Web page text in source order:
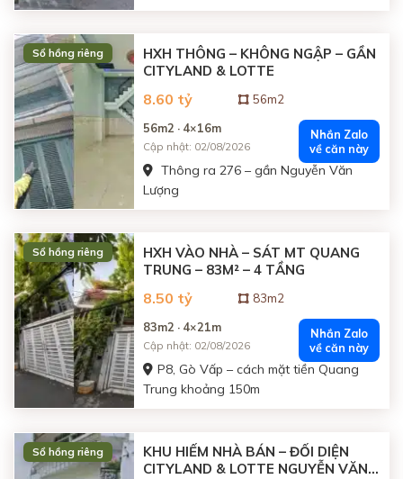
Sổ hồng riêng
HXH THÔNG – KHÔNG NGẬP – GẦN
CITYLAND & LOTTE
8.60 tỷ
56m2
56m2 · 4×16m
Cập nhật: 02/08/2026
Nhắn Zalo
về căn này
Thông ra 276 – gần Nguyễn Văn
Lượng
Sổ hồng riêng
HXH VÀO NHÀ – SÁT MT QUANG
TRUNG – 83M² – 4 TẦNG
8.50 tỷ
83m2
83m2 · 4×21m
Cập nhật: 02/08/2026
Nhắn Zalo
về căn này
P8, Gò Vấp – cách mặt tiền Quang
Trung khoảng 150m
Sổ hồng riêng
KHU HIẾM NHÀ BÁN – ĐỐI DIỆN
CITYLAND & LOTTE NGUYỄN VĂN